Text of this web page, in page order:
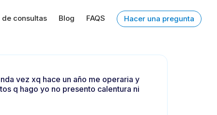
consultas Blog FAQS Hacer una pregunta
vez xq hace un año me operaria y
q hago yo no presento calentura ni